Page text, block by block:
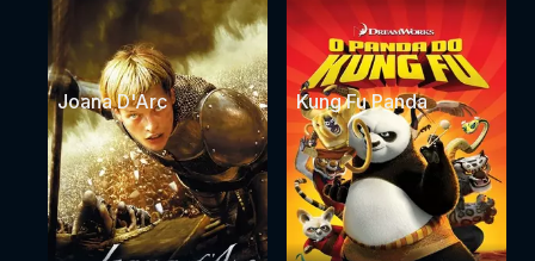
Joana D'Arc Kung Fu Panda